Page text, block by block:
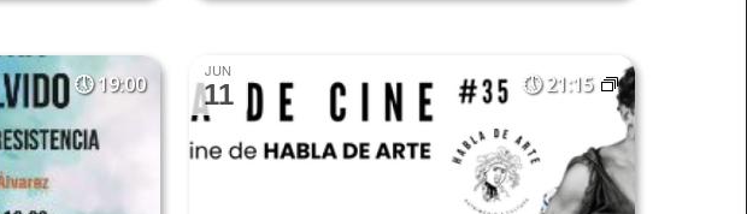
19:00
JUN
11 21:15